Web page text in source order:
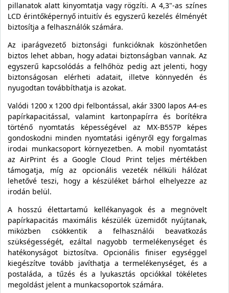
pillanatok alatt kinyomtatja vagy rögzíti. A 4,3"-as színes
LCD érintőképernyő intuitív és egyszerű kezelés élményét
biztosítja a felhasználók számára.
Az iparágvezető biztonsági funkcióknak köszönhetően
biztos lehet abban, hogy adatai biztonságban vannak. Az
egyszerű kapcsolódás a felhőhöz pedig azt jelenti, hogy
biztonságosan elérheti adatait, illetve könnyedén és
nyugodtan továbbíthatja is azokat.
Valódi 1200 x 1200 dpi felbontással, akár 3300 lapos A4-es
papírkapacitással, valamint kartonpapírra és borítékra
történő nyomtatás képességével az MX-B557P képes
gondoskodni minden nyomtatási igényről egy forgalmas
irodai munkacsoport környezetben. A mobil nyomtatást
az AirPrint és a Google Cloud Print teljes mértékben
támogatja, míg az opcionális vezeték nélküli hálózat
lehetővé teszi, hogy a készüléket bárhol elhelyezze az
irodán belül.
A hosszú élettartamú kellékanyagok és a megnövelt
papírkapacitás maximális készülék üzemidőt nyújtanak,
miközben csökkentik a felhasználói beavatkozás
szükségességét, ezáltal nagyobb termelékenységet és
hatékonyságot biztosítva. Opcionális finiser egységgel
kiegészítve tovább javíthatja a termelékenységet, és a
postaláda, a tűzés és a lyukasztás opciókkal tökéletes
megoldást jelent a munkacsoportok számára.